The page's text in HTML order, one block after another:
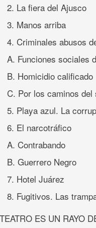
2. La fiera del Ajusco
3. Manos arriba
4. Criminales abusos
A. Funciones sociales
B. Homicidio calificado
C. Por los caminos del
5. Playa azul. La
6. El narcotráfico
A. Contrabando
B. Guerrero Negro
7. Hotel Juárez
8. Fugitivos. Las
ES UN RAYO